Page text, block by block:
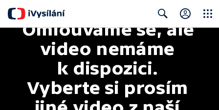
Search
Omlouváme se, ale
video nemáme
k dispozici.
Vyberte si prosím